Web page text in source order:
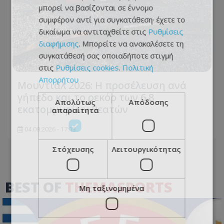
Μουντιάλ 2026: Η προσέλευση ανά
γήπεδο και το ρεκόρ των 6,8
εκατομμυρίων θεατών
04.08.2026 - 17:13
BEST OF THEMASPORTS
μπορεί να βασίζονται σε έννομο
συμφέρον αντί για συγκατάθεση· έχετε το
δικαίωμα να αντιταχθείτε στις Ρυθμίσεις
διαφήμισης. Μπορείτε να ανακαλέσετε τη
συγκατάθεσή σας οποιαδήποτε στιγμή
στις Ρυθμίσεις cookies. Πολιτική
Απορρήτου
Απολύτως
απαραίτητα
Απόδοσης
Στόχευσης Λειτουργικότητας
Μη ταξινομημένα